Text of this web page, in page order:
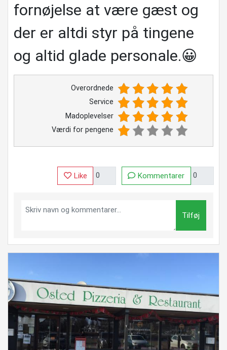
fornøjelse at være gæst og
der er altdi styr på tingene
og altid glade personale.😀
Overordnede
Service
Madoplevelser
Værdi for pengene
Like Kommentarer
Tilføj